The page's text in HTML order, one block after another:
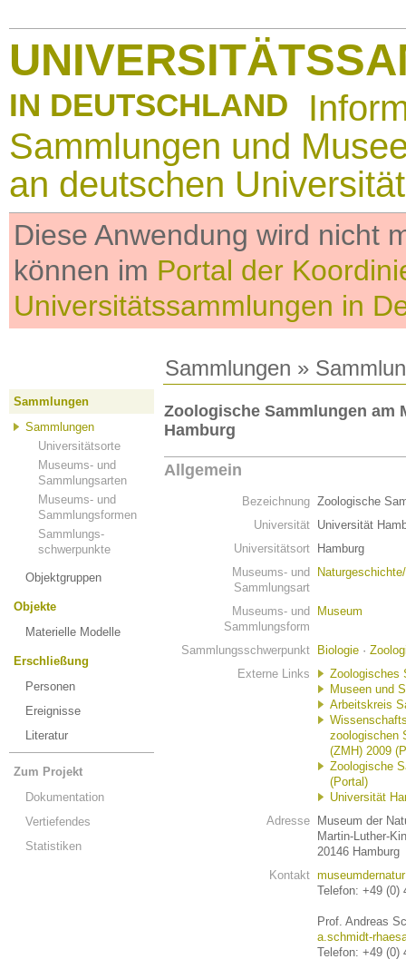
IN DEUTSCHLAND
Sammlungen und
an deutschen
Diese Anwendung wird nicht
können im Portal der
Universitätssammlungen in
Sammlungen »
Sammlungen
Sammlungen
Universitätsorte
Museums- und
Sammlungsarten
Museums- und
Sammlungsformen
Sammlungs-
schwerpunkte
Objektgruppen
Objekte
Materielle Modelle
Erschließung
Personen
Ereignisse
Literatur
Zum Projekt
Dokumentation
Vertiefendes
Statistiken
Zoologische Sammlungen am
Hamburg
Allgemein
Bezeichnung Zoologische
Universität Universität
Universitätsort
Hamburg
Museums- und
Sammlungsart
Museums- und
Sammlungsform
Museum
Sammlungsschwerpunkt Biologie ·
Externe Links
Zoologisches
Museen und
Arbeitskreis
zoologischen
(ZMH) 2009
Zoologische
(Portal)
Universität
Adresse
Museum der
Martin-Luther-
20146 Hamburg
Kontakt
Telefon: +49 (0)
Prof. Andreas
a.schmidt-
Telefon: +49 (0)